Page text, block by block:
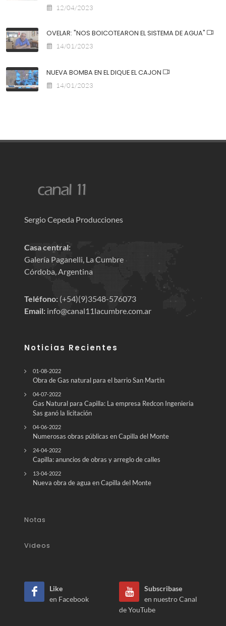
12/04/2023
OVELAR: "NOS BOICOTEARON EL SISTEMA DE AGUA"
14/01/2023
NUEVA BOMBA EN EL DIQUE EL CAJON
14/01/2023
Sergio Cepeda Producciones
Casa central:
Galería Paganelli, La Cumbre
Córdoba, Argentina
Teléfono: (+54)(9)3548-576073
Email: info@canal11lacumbre.com.ar
Noticias Recientes
01-08-2022
Obra de Gas natural para el barrio San Martin
04-07-2022
Gas Natural para Capilla: La empresa Redcon Ingenieria
Sas ganó la licitación
04-06-2022
Numerosas obras públicas en Capilla del Monte
24-04-2022
Capilla: anuncios de obras y arreglo de calles
13-04-2022
Nueva obra de agua en Capilla del Monte
Notas
Videos
Like
en Facebook
Subscribase
en nuestro Canal
de YouTube